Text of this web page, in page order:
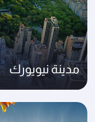
مدينة نيويورك